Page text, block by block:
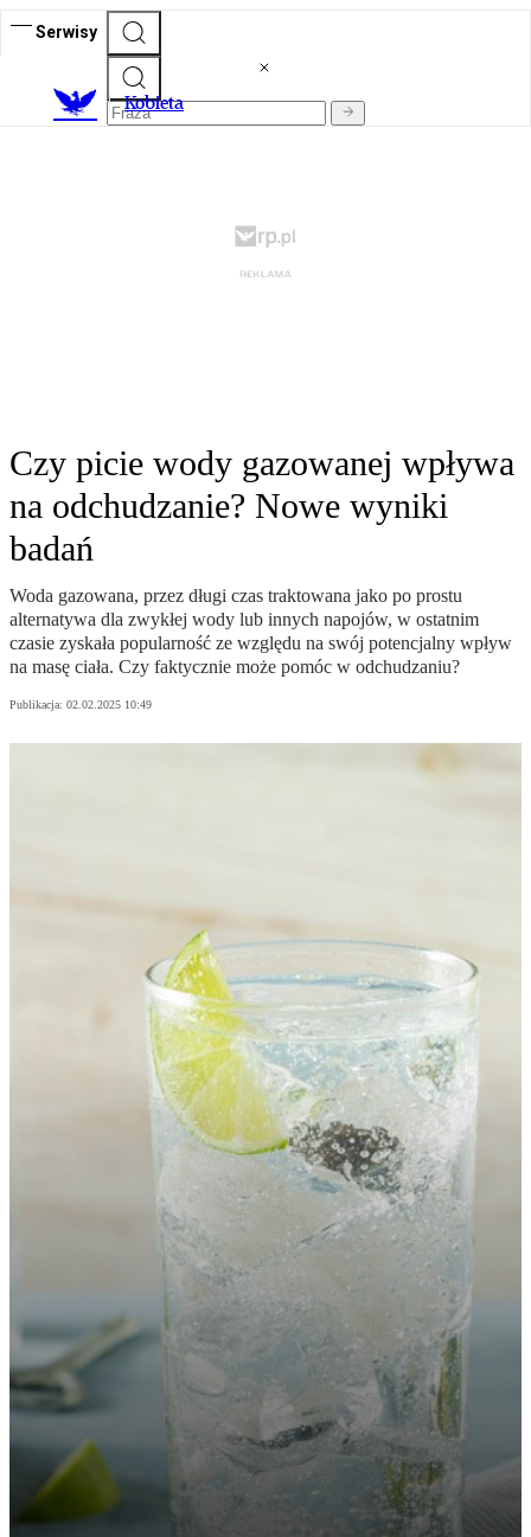
Serwisy
Kobieta
Czy picie wody gazowanej wpływa
na odchudzanie? Nowe wyniki
badań
Woda gazowana, przez długi czas traktowana jako po prostu
alternatywa dla zwykłej wody lub innych napojów, w ostatnim
czasie zyskała popularność ze względu na swój potencjalny wpływ
na masę ciała. Czy faktycznie może pomóc w odchudzaniu?
Publikacja: 02.02.2025 10:49